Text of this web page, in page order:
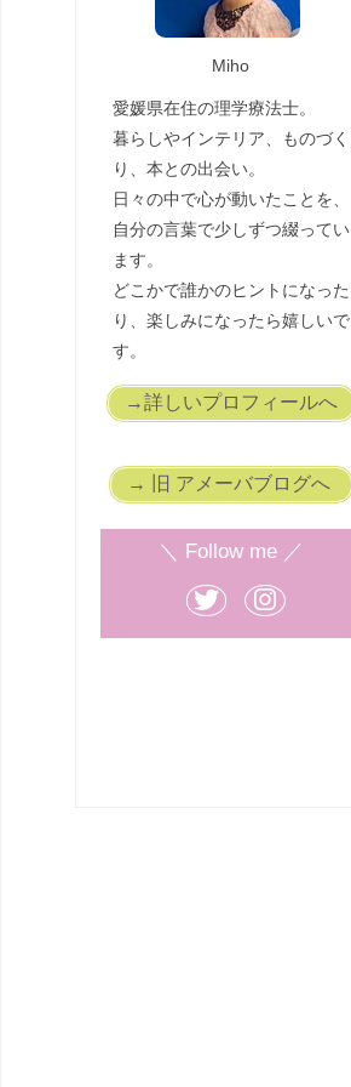
Miho
愛媛県在住の理学療法士。
暮らしやインテリア、ものづく
り、本との出会い。
日々の中で心が動いたことを、
自分の言葉で少しずつ綴ってい
ます。
どこかで誰かのヒントになった
り、楽しみになったら嬉しいで
す。
→詳しいプロフィールへ
→ 旧 アメーバブログへ
＼ Follow me ／